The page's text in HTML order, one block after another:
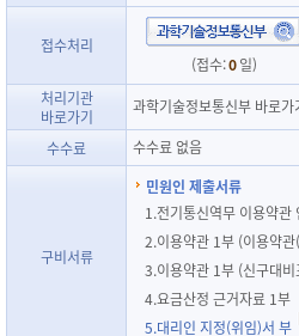
접수처리
(접수:0 일)
처리기관
바로가기
과학기술정보통신부 바로
수수료 수수료 없음
구비서류
민원인 제출서류
1.전기통신역무 이용약관
2.이용약관 1부 (이용약관
3.이용약관 1부 (신구대비
4.요금산정 근거자료 1부
5.대리인 지정(위임)서 부